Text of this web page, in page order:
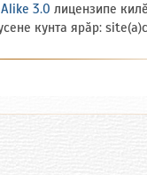
3.0 лицензипе
кунта ярӑр: